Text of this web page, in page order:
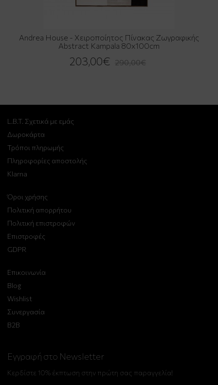
Andrea House - Χειροποίητος Πίνακας Ζωγραφικής
Abstract Kampala 80x100cm
203,00€ 290,00€
L.B.T. Σχετικά με εμάς
Δωροκάρτα
Τρόποι πληρωμής
Πληροφορίες αποστολής
Klarna
Όροι χρήσης
Πολιτική απορρήτου
Πολιτική επιστροφών
Επιστροφές
GDPR
Επικοινωνία
Blog
Wishlist
Συνεργασία
B2B
Εγγραφή στο Newsletter
Κερδίστε 10% έκπτωση στην πρώτη σας παραγγελία!